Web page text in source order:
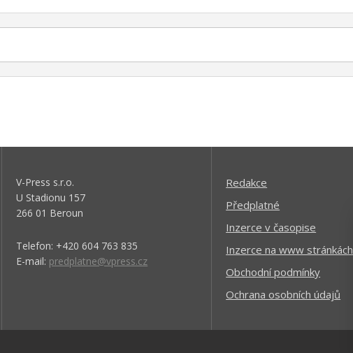
V-Press s.r.o.
U Stadionu 157
266 01 Beroun
Telefon: +420 604 763 835
E-mail: predplatne@vpress.cz
Redakce
Předplatné
Inzerce v časopise
Inzerce na www stránkách
Obchodní podmínky
Ochrana osobních údajů